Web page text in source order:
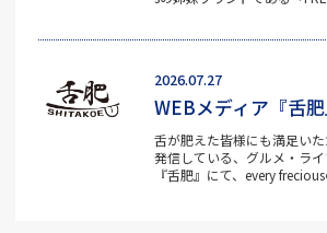
2026.07.27
WEBメディア『舌肥
舌が肥えた皆様にも満足い
発信している、グルメ・ラ
『舌肥』にて、every